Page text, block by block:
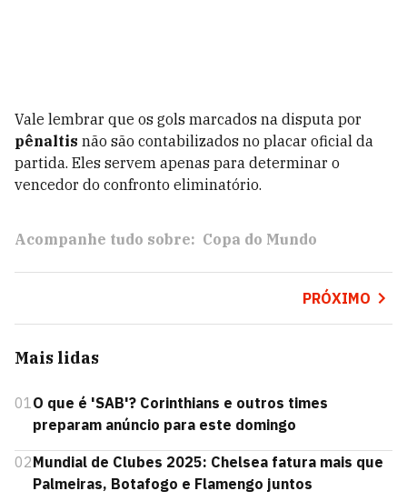
Vale lembrar que os gols marcados na disputa por
pênaltis não são contabilizados no placar oficial da
partida. Eles servem apenas para determinar o
vencedor do confronto eliminatório.
Acompanhe tudo sobre: Copa do Mundo
PRÓXIMO
Mais lidas
01O que é 'SAB'? Corinthians e outros times
preparam anúncio para este domingo
02Mundial de Clubes 2025: Chelsea fatura mais que
Palmeiras, Botafogo e Flamengo juntos